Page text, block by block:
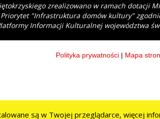
zrealizowano w ramach dotacji
"Infrastruktura domów kultury"
Informacji Kulturalnej województwa
Polityka prywatności | Mapa
są w Twojej przeglądarce, więcej